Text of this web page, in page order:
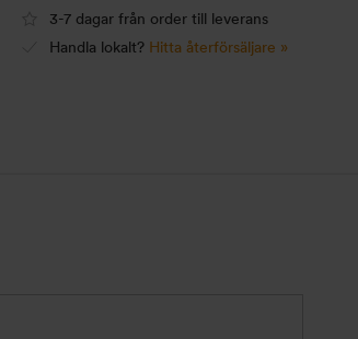
3-7 dagar från order till leverans
Handla lokalt? Hitta återförsäljare »